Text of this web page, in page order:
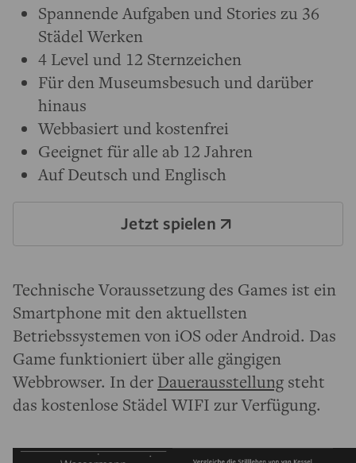
Spannende Aufgaben und Stories zu 36
Städel Werken
4 Level und 12 Sternzeichen
Für den Museumsbesuch und darüber
hinaus
Webbasiert und kostenfrei
Geeignet für alle ab 12 Jahren
Auf Deutsch und Englisch
Jetzt spielen
Technische Voraussetzung des Games ist ein
Smartphone mit den aktuellsten
Betriebssystemen von iOS oder Android. Das
Game funktioniert über alle gängigen
Webbrowser. In der Dauerausstellung steht
das kostenlose Städel WIFI zur Verfügung.